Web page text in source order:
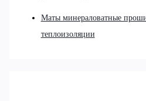
Маты минераловатные
теплоизоляции